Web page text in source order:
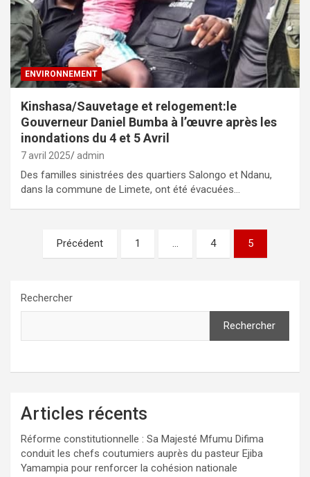
ENVIRONNEMENT
Kinshasa/Sauvetage et relogement:le
Gouverneur Daniel Bumba à l’œuvre après les
inondations du 4 et 5 Avril
7 avril 2025 admin
Des familles sinistrées des quartiers Salongo et Ndanu,
dans la commune de Limete, ont été évacuées…
Pagination
Précédent 1 4 5
Rechercher
Rechercher
Articles récents
Réforme constitutionnelle : Sa Majesté Mfumu Difima
conduit les chefs coutumiers auprès du pasteur Ejiba
Yamampia pour renforcer la cohésion nationale